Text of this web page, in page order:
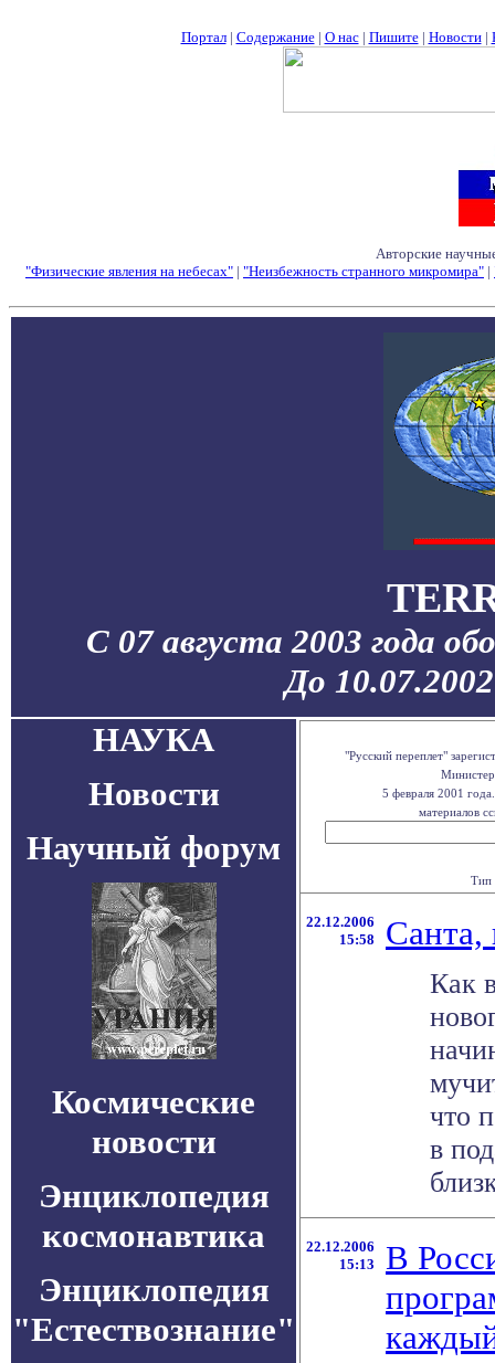
Портал| Содержание| О нас| Пишите| Новости|
Авторские
"Физические явления на небесах" | "Неизбежность странного микромира" |
С 07 августа 2003 года
До
НАУКА
Новости
Научный форум
Космические
новости
Энциклопедия
космонавтика
Энциклопедия
"Естествознание"
"Русский переплет"
5 февраля 2001
материалов
Тип
22.12.2006
15:58
Санта,
Как
что
в
22.12.2006
15:13
В